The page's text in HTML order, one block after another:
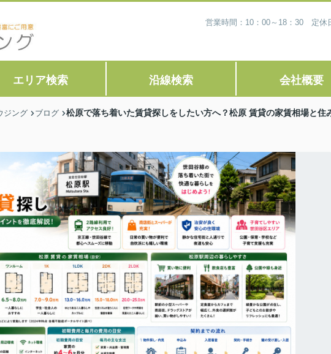
営業時間：10：00～18：30 定休
エリア検索 沿線検索 会社概要
ジング ブログ 松原で落ち着いた賃貸探しをしたい方へ？松原 賃貸の家賃相場と住